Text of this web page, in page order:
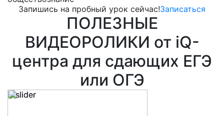
Запишись на пробный урок сейчас!Записаться
ПОЛЕЗНЫЕ
ВИДЕОРОЛИКИ от iQ-
центра для сдающих ЕГЭ
или ОГЭ